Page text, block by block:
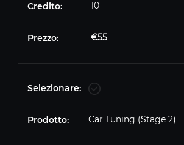
10
€55
Car Tuning (Stage 2)